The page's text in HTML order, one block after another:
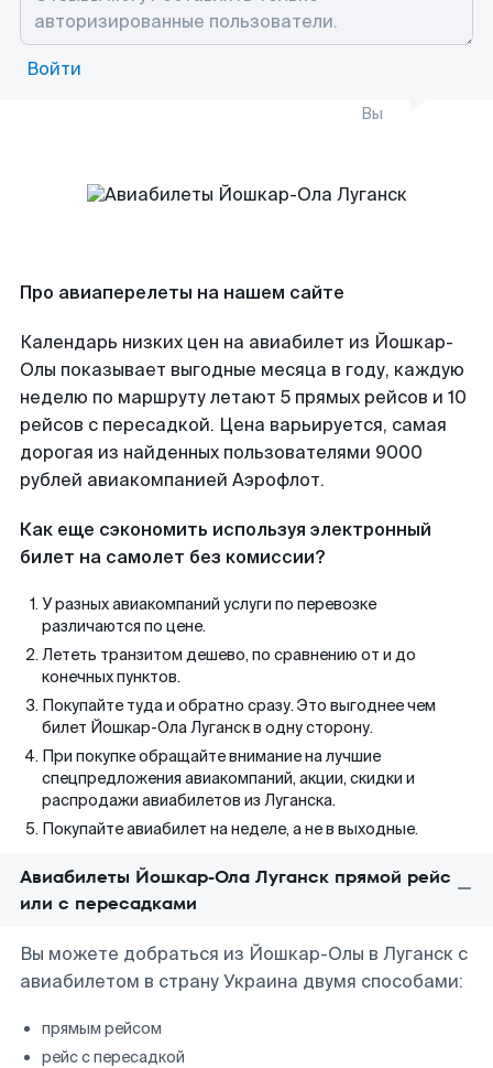
Войти
Вы
Про авиаперелеты на нашем сайте
Календарь низких цен на авиабилет из Йошкар-
Олы показывает выгодные месяца в году, каждую
неделю по маршруту летают 5 прямых рейсов и 10
рейсов с пересадкой. Цена варьируется, самая
дорогая из найденных пользователями 9000
рублей авиакомпанией Аэрофлот.
Как еще сэкономить используя электронный
билет на самолет без комиссии?
У разных авиакомпаний услуги по перевозке
различаются по цене.
Лететь транзитом дешево, по сравнению от и до
конечных пунктов.
Покупайте туда и обратно сразу. Это выгоднее чем
билет Йошкар-Ола Луганск в одну сторону.
При покупке обращайте внимание на лучшие
спецпредложения авиакомпаний, акции, скидки и
распродажи авиабилетов из Луганска.
Покупайте авиабилет на неделе, а не в выходные.
Авиабилеты Йошкар-Ола Луганск прямой рейс
или с пересадками
Вы можете добраться из Йошкар-Олы в Луганск с
авиабилетом в страну Украина двумя способами:
прямым рейсом
рейс с пересадкой